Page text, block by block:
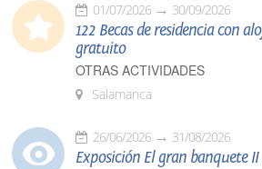
01/07/2026 30/09/2026
122 Becas de residencia con
gratuito
OTRAS ACTIVIDADES
Salamanca
26/06/2026 31/08/2026
Exposición El gran banquete II